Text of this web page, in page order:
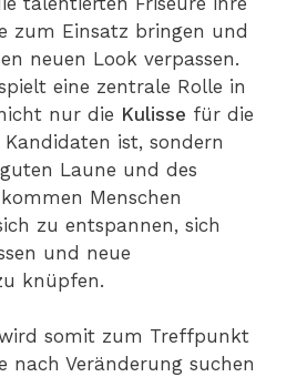
zum Einsatz bringen und
neuen Look verpassen.
eine zentrale Rolle in
nur die Kulisse für die
Kandidaten ist, sondern
Laune und des
Menschen
zu entspannen, sich
und neue
knüpfen.
somit zum Treffpunkt
nach Veränderung suchen